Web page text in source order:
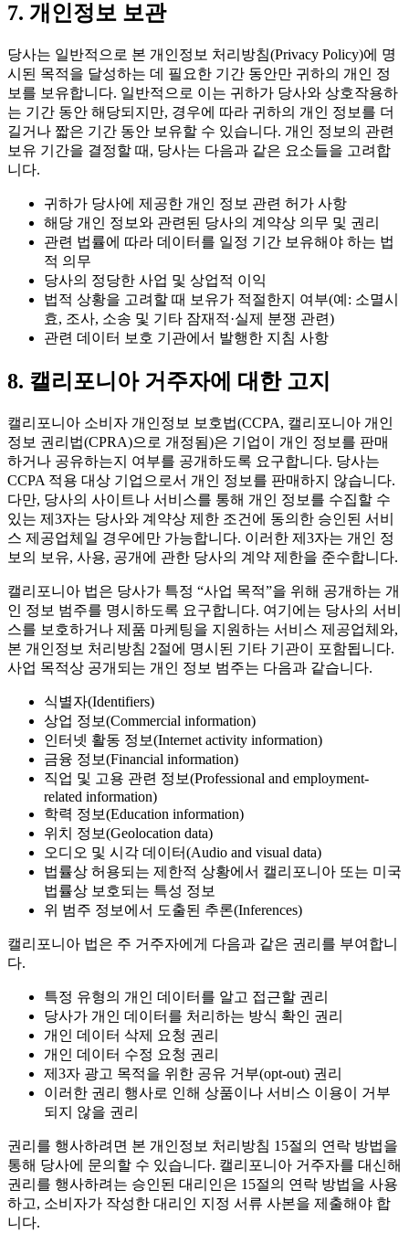
7. 개인정보 보관
당사는 일반적으로 본 개인정보 처리방침(Privacy Policy)에 명
시된 목적을 달성하는 데 필요한 기간 동안만 귀하의 개인 정
보를 보유합니다. 일반적으로 이는 귀하가 당사와 상호작용하
는 기간 동안 해당되지만, 경우에 따라 귀하의 개인 정보를 더
길거나 짧은 기간 동안 보유할 수 있습니다. 개인 정보의 관련
보유 기간을 결정할 때, 당사는 다음과 같은 요소들을 고려합
니다.
귀하가 당사에 제공한 개인 정보 관련 허가 사항
해당 개인 정보와 관련된 당사의 계약상 의무 및 권리
관련 법률에 따라 데이터를 일정 기간 보유해야 하는 법
적 의무
당사의 정당한 사업 및 상업적 이익
법적 상황을 고려할 때 보유가 적절한지 여부(예: 소멸시
효, 조사, 소송 및 기타 잠재적·실제 분쟁 관련)
관련 데이터 보호 기관에서 발행한 지침 사항
8. 캘리포니아 거주자에 대한 고지
캘리포니아 소비자 개인정보 보호법(CCPA, 캘리포니아 개인
정보 권리법(CPRA)으로 개정됨)은 기업이 개인 정보를 판매
하거나 공유하는지 여부를 공개하도록 요구합니다. 당사는
CCPA 적용 대상 기업으로서 개인 정보를 판매하지 않습니다.
다만, 당사의 사이트나 서비스를 통해 개인 정보를 수집할 수
있는 제3자는 당사와 계약상 제한 조건에 동의한 승인된 서비
스 제공업체일 경우에만 가능합니다. 이러한 제3자는 개인 정
보의 보유, 사용, 공개에 관한 당사의 계약 제한을 준수합니다.
캘리포니아 법은 당사가 특정 “사업 목적”을 위해 공개하는 개
인 정보 범주를 명시하도록 요구합니다. 여기에는 당사의 서비
스를 보호하거나 제품 마케팅을 지원하는 서비스 제공업체와,
본 개인정보 처리방침 2절에 명시된 기타 기관이 포함됩니다.
사업 목적상 공개되는 개인 정보 범주는 다음과 같습니다.
식별자(Identifiers)
상업 정보(Commercial information)
인터넷 활동 정보(Internet activity information)
금융 정보(Financial information)
직업 및 고용 관련 정보(Professional and employment-
related information)
학력 정보(Education information)
위치 정보(Geolocation data)
오디오 및 시각 데이터(Audio and visual data)
법률상 허용되는 제한적 상황에서 캘리포니아 또는 미국
법률상 보호되는 특성 정보
위 범주 정보에서 도출된 추론(Inferences)
캘리포니아 법은 주 거주자에게 다음과 같은 권리를 부여합니
다.
특정 유형의 개인 데이터를 알고 접근할 권리
당사가 개인 데이터를 처리하는 방식 확인 권리
개인 데이터 삭제 요청 권리
개인 데이터 수정 요청 권리
제3자 광고 목적을 위한 공유 거부(opt-out) 권리
이러한 권리 행사로 인해 상품이나 서비스 이용이 거부
되지 않을 권리
권리를 행사하려면 본 개인정보 처리방침 15절의 연락 방법을
통해 당사에 문의할 수 있습니다. 캘리포니아 거주자를 대신해
권리를 행사하려는 승인된 대리인은 15절의 연락 방법을 사용
하고, 소비자가 작성한 대리인 지정 서류 사본을 제출해야 합
니다.